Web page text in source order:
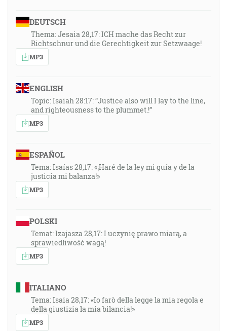
DEUTSCH
Thema: Jesaia 28,17: ICH mache das Recht zur
Richtschnur und die Gerechtigkeit zur Setzwaage!
MP3
ENGLISH
Topic: Isaiah 28:17: “Justice also will I lay to the line,
and righteousness to the plummet.!”
MP3
ESPAÑOL
Tema: Isaías 28,17: «¡Haré de la ley mi guía y de la
justicia mi balanza!»
MP3
POLSKI
Temat: Izajasza 28,17: I uczynię prawo miarą, a
sprawiedliwość wagą!
MP3
ITALIANO
Tema: Isaia 28,17: «Io farò della legge la mia regola e
della giustizia la mia bilancia!»
MP3